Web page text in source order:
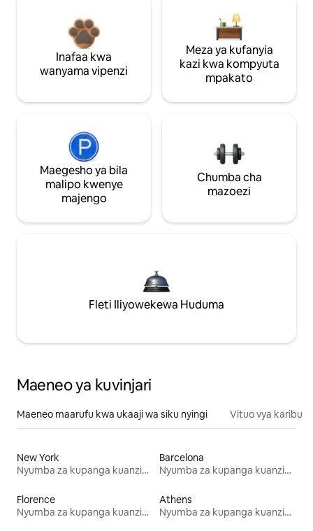
Inafaa kwa
wanyama vipenzi
Meza ya kufanyia
kazi kwa kompyuta
mpakato
Maegesho ya bila
malipo kwenye
majengo
Chumba cha
mazoezi
Fleti Iliyowekewa Huduma
Maeneo ya kuvinjari
Maeneo maarufu kwa ukaaji wa siku nyingi Vituo vya karibu
New York
Nyumba za kupanga kuanzia mwezi mmoja
Barcelona
Nyumba za kupanga kuanzia mwezi mmoja
Florence
Nyumba za kupanga kuanzia mwezi mmoja
Athens
Nyumba za kupanga kuanzia mwezi mmoja